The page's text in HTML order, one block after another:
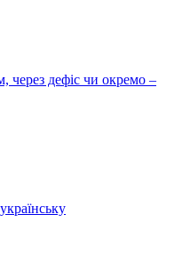
через дефіс чи окремо –